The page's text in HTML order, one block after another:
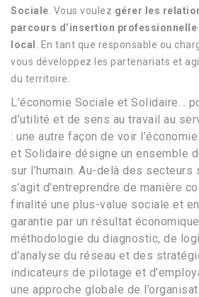
Sociale . Vous voulez gérer les
parcours d’insertion professionnelle
local
. En tant que responsable ou
vous développez les partenariats et
du territoire
L’économie Sociale et Solidaire…
d’utilité et de sens au travail au
: une autre façon de voir
et Solidaire désigne un ensemble
sur l’humain. Au-delà des
s’agit d’entreprendre de manière
finalité une plus-value sociale et
garantie par un résultat
méthodologie du diagnostic, de
d’analyse du réseau et des
indicateurs de pilotage et
une approche globale de